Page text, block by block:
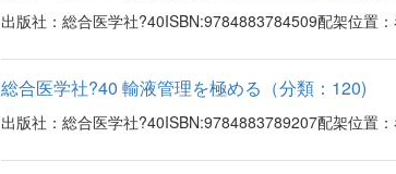
出版社：総合医学社?40ISBN:9784883784509配架位置
総合医学社?40 輸液管理を極める（分類：120)
出版社：総合医学社?40ISBN:9784883789207配架位置